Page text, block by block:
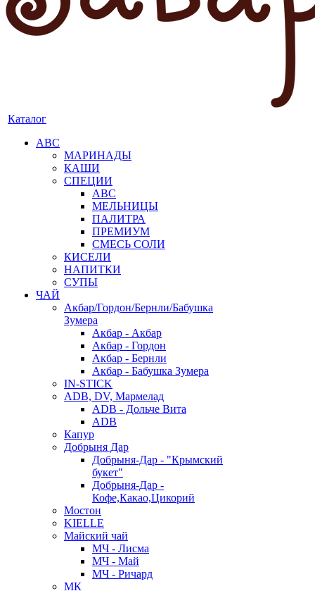
Каталог
АВС
МАРИНАДЫ
КАШИ
СПЕЦИИ
АВС
МЕЛЬНИЦЫ
ПАЛИТРА
ПРЕМИУМ
СМЕСЬ СОЛИ
КИСЕЛИ
НАПИТКИ
СУПЫ
ЧАЙ
Акбар/Гордон/Бернли/Бабушка
Зумера
Акбар - Акбар
Акбар - Гордон
Акбар - Бернли
Акбар - Бабушка Зумера
IN-STICK
ADB, DV, Мармелад
ADB - Дольче Вита
ADB
Капур
Добрыня Дар
Добрыня-Дар - "Крымский
букет"
Добрыня-Дар -
Кофе,Какао,Цикорий
Мостон
KIELLE
Майский чай
МЧ - Лисма
МЧ - Май
МЧ - Ричард
МК